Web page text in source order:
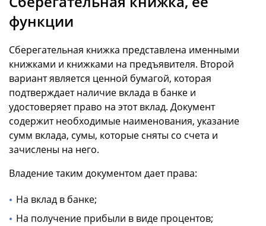
функции
Сберегательная книжка представлена именными
книжками и книжками на предъявителя. Второй
вариант является ценной бумагой, которая
подтверждает наличие вклада в банке и
удостоверяет право на этот вклад. Документ
содержит необходимые наименования, указание
сумм вклада, сумы, которые сняты со счета и
зачислены на него.
Владение таким документом дает права:
На вклад в банке;
На получение прибыли в виде процентов;